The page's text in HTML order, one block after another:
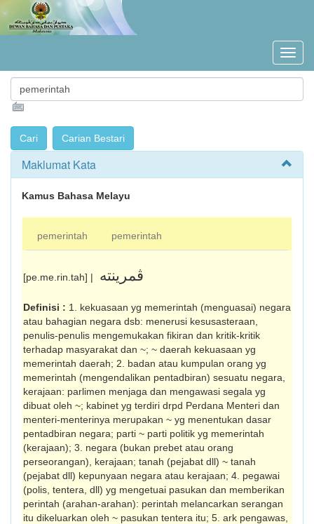
Maklumat Kata
Kamus Bahasa Melayu
pemerintah pemerintah
[pe.me.rin.tah] | ڤمرينته
Definisi : 1. kekuasaan yg memerintah (menguasai) negara
atau bahagian negara dsb: menerusi kesusasteraan,
penulis-penulis mengemukakan fikiran dan kritik-kritik
terhadap masyarakat dan ~; ~ daerah kekuasa­an yg
memerintah daerah; 2. badan atau kum­pulan orang yg
memerintah (mengendalikan pentadbiran) sesuatu negara,
kerajaan: parlimen menjaga dan mengawasi segala yg
dibuat oleh ~; kabinet yg terdiri drpd Perdana Menteri dan
menteri-menterinya merupakan ~ yg menentukan dasar
pentadbiran negara; parti ~ parti politik yg meme­rintah
(kerajaan); 3. negara (bukan prebet atau orang
perseorangan), kerajaan; tanah (pejabat dll) ~ tanah
(pejabat dll) kepunyaan negara atau kerajaan; 4. pegawai
(polis, ten­tera, dll) yg mengetuai pasukan dan mem­berikan
perintah (arahan-arahan): perintah melancarkan serangan
itu dikeluarkan oleh ~ pasukan tentera itu; 5. ark pengawas,